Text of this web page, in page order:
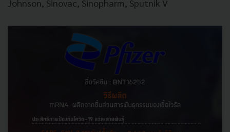
Johnson, Sinovac, Sinopharm, Sputnik V